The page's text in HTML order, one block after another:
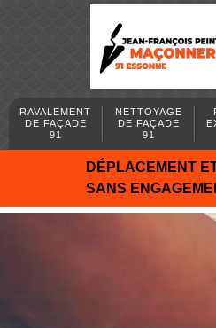
RAVALEMENT
DE FAÇADE
91
NETTOYAGE
DE FAÇADE
91
DÉPLACEMENT
SANS